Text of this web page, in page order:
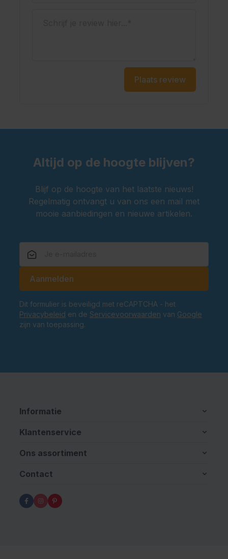
Plaats review
Altijd op de hoogte blijven?
Blijf op de hoogte van het laatste nieuws!
Regelmatig ontvangt u van ons een mail met
mooie aanbiedingen en nieuwe artikelen.
Aanmelden
Dit formulier is beveiligd met reCAPTCHA - het
Privacybeleid en de Servicevoorwaarden van Google
zijn van toepassing.
Informatie
Klantenservice
Ons assortiment
Contact